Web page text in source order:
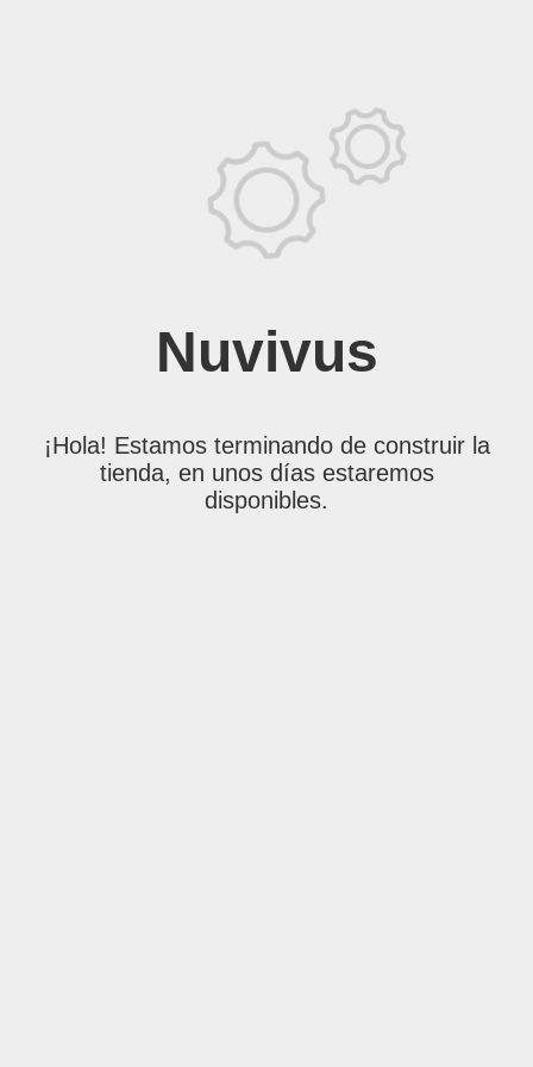
Nuvivus
¡Hola! Estamos terminando de construir la
tienda, en unos días estaremos
disponibles.